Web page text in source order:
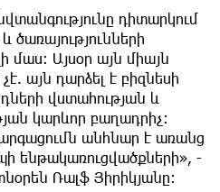
դիտարկում
ծառայությունների
Այսօր այն միայն
այն դարձել է բիզնեսի
վստահության և
կարևոր բաղադրիչ։
անհնար է առանց
ենթակառուցվածքների», -
Ռալֆ Յիրիկյանը։